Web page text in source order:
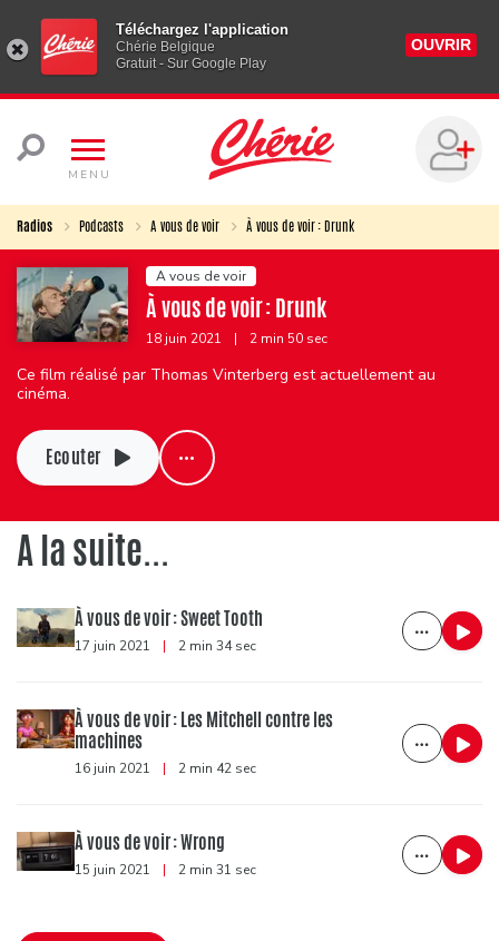
Téléchargez l'application
Chérie Belgique
Gratuit - Sur Google Play
OUVRIR
MENU
Radios Podcasts A vous de voir À vous de voir : Drunk
A vous de voir
À vous de voir : Drunk
18 juin 2021 | 2 min 50 sec
Ce film réalisé par Thomas Vinterberg est actuellement au
cinéma.
Ecouter
A la suite...
À vous de voir : Sweet Tooth
17 juin 2021 | 2 min 34 sec
À vous de voir : Les Mitchell contre les
machines
16 juin 2021 | 2 min 42 sec
À vous de voir : Wrong
15 juin 2021 | 2 min 31 sec